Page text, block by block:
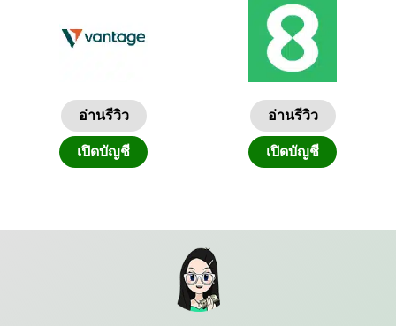
อ่านรีวิว
เปิดบัญชี
อ่านรีวิว
เปิดบัญชี